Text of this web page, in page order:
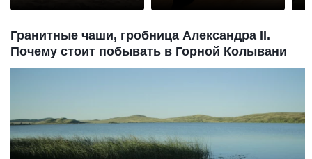
Гранитные чаши, гробница Александра II.
Почему стоит побывать в Горной Колывани